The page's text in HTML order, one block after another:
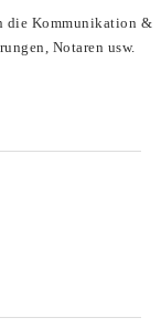
die Kommunikation &
Notaren usw.